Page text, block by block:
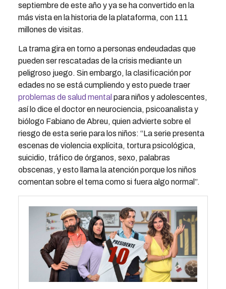
septiembre de este año y ya se ha convertido en la
más vista en la historia de la plataforma, con 111
millones de visitas.
La trama gira en torno a personas endeudadas que
pueden ser rescatadas de la crisis mediante un
peligroso juego. Sin embargo, la clasificación por
edades no se está cumpliendo y esto puede traer
problemas de salud mental para niños y adolescentes,
así lo dice el doctor en neurociencia, psicoanalista y
biólogo Fabiano de Abreu, quien advierte sobre el
riesgo de esta serie para los niños: “La serie presenta
escenas de violencia explícita, tortura psicológica,
suicidio, tráfico de órganos, sexo, palabras
obscenas, y esto llama la atención porque los niños
comentan sobre el tema como si fuera algo normal”.